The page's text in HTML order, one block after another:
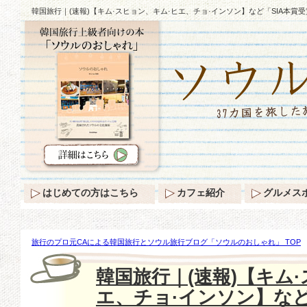
韓国旅行｜(速報)【キム·スヒョン、キム·ヒエ、チョ·インソン】など「SIA本賞
旅行のプロ元CAによる韓国旅行とソウル旅行ブログ「ソウルのおしゃれ」 TOP
キム·ヒエ、チョ·インソン】など「SIA本賞受賞」の栄誉♪
韓国旅行｜(速報)【キム
エ、チョ·インソン】な
はじめての方はこちら カフェ紹介 グルメス